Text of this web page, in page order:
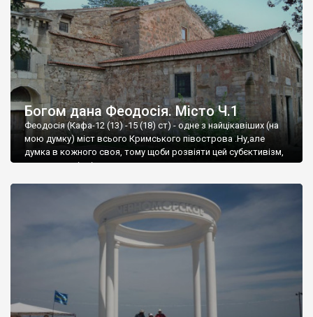
Богом дана Феодосія. Місто Ч.1
Феодосія (Кафа-12 (13) -15 (18) ст) - одне з найцікавіших (на
мою думку) міст всього Кримського півострова .Ну,але
думка в кожного своя, тому щоби розвіяти цей субєктивізм,
запрошую відвідати це